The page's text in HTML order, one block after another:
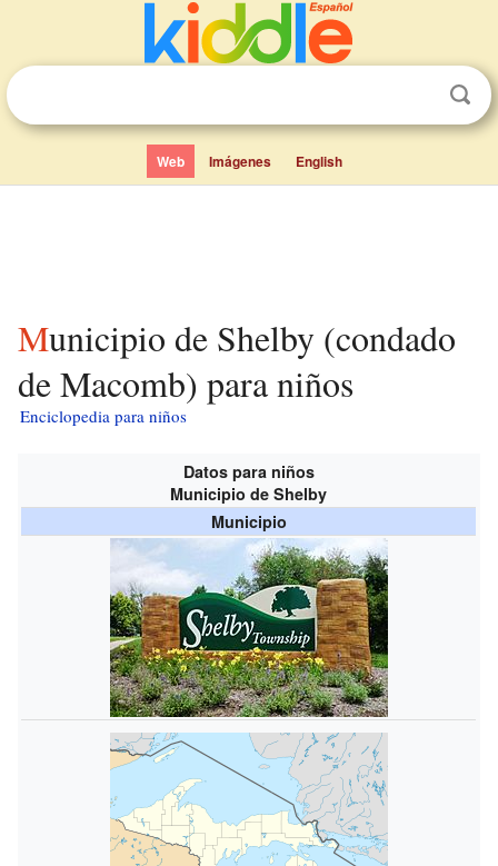
Web Imágenes English
Municipio de Shelby (condado
de Macomb) para niños
Enciclopedia para niños
Datos para niños
Municipio de Shelby
Municipio